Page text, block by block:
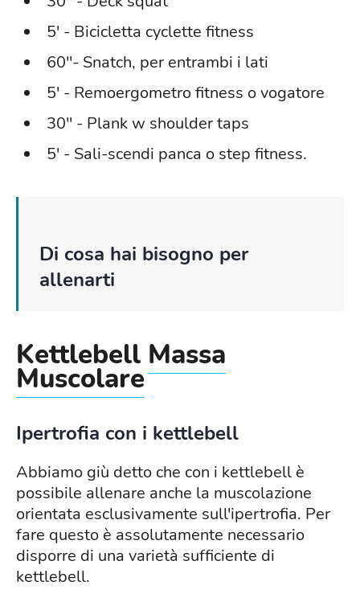
5' - Bicicletta cyclette fitness
60''- Snatch, per entrambi i lati
5' - Remoergometro fitness o vogatore
30'' - Plank w shoulder taps
5' - Sali-scendi panca o step fitness.
Di cosa hai bisogno per
allenarti
Kettlebell Massa
Muscolare
Ipertrofia con i kettlebell
Abbiamo giù detto che con i kettlebell è
possibile allenare anche la muscolazione
orientata esclusivamente sull'ipertrofia. Per
fare questo è assolutamente necessario
disporre di una varietà sufficiente di
kettlebell.